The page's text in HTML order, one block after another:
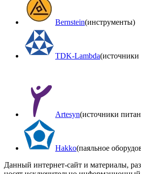
Bernstein(инструменты)
TDK-Lambda(источники
Artesyn(источники
Hakko(паяльное
Данный интернет-сайт и материалы,